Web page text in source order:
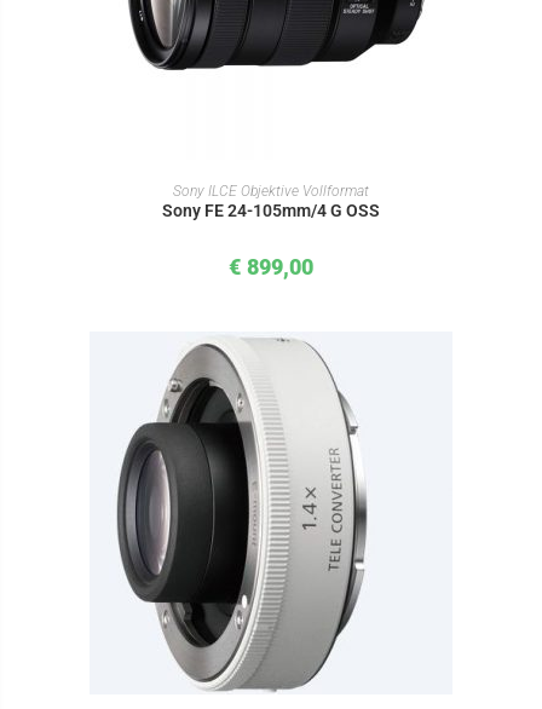
IN DEN WARENKORB
Sony ILCE Objektive Vollformat
Sony FE 24-105mm/4 G OSS
€ 899,00